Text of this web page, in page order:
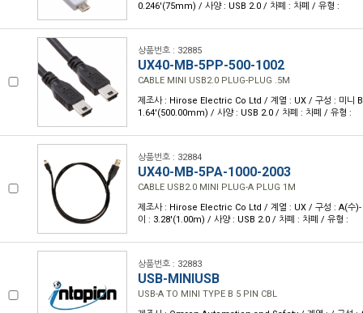
0.246'(75mm) / 사양 : USB 2.0 / 차폐 : 차폐 / 유형 :
상품번호 : 32885
UX40-MB-5PP-500-1002
CABLE MINI USB2.0 PLUG-PLUG .5M
제조사 : Hirose Electric Co Ltd / 계열 : UX / 구성 : 미니
1.64'(500.00mm) / 사양 : USB 2.0 / 차폐 : 차폐 / 유형 :
상품번호 : 32884
UX40-MB-5PA-1000-2003
CABLE USB2.0 MINI PLUG-A PLUG 1M
제조사 : Hirose Electric Co Ltd / 계열 : UX / 구성 : A(수)-
이 : 3.28'(1.00m) / 사양 : USB 2.0 / 차폐 : 차폐 / 유형 :
상품번호 : 32883
USB-MINIUSB
USB-A TO MINI TYPE B 5 PIN CBL